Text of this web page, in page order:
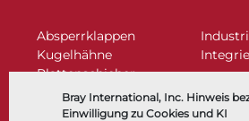
Bray International, Inc. Hinweis
Einwilligung zu Cookies und KI
Absperrklappen
Kugelhähne
Plattenschieber
Regelarmaturen
Rückschlagklappen